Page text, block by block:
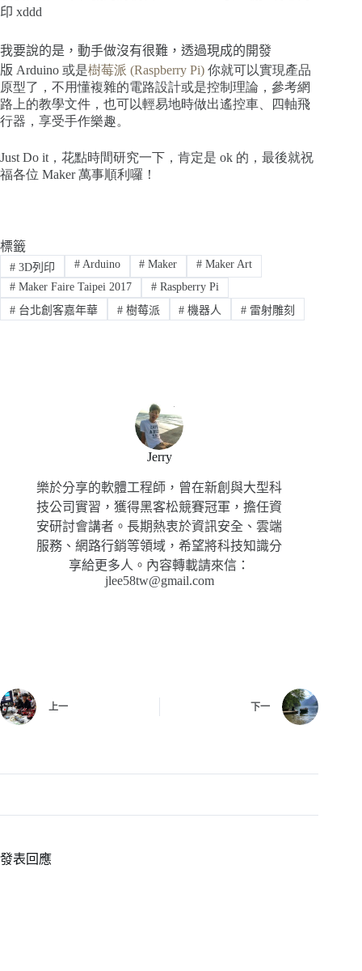
印 xddd
我要說的是，動手做沒有很難，透過現成的開發
版 Arduino 或是樹莓派 (Raspberry Pi) 你就可以實現產品
原型了，不用懂複雜的電路設計或是控制理論，參考網
路上的教學文件，也可以輕易地時做出遙控車、四軸飛
行器，享受手作樂趣。
Just Do it，花點時間研究一下，肯定是 ok 的，最後就祝
福各位 Maker 萬事順利囉！
標籤
#3D列印 #Arduino # Maker # Maker Art
#Maker Faire Taipei 2017 #Raspberry Pi
#台北創客嘉年華 #樹莓派 # 機器人 # 雷射雕刻
Jerry
樂於分享的軟體工程師，曾在新創與大型科
技公司實習，獲得黑客松競賽冠軍，擔任資
安研討會講者。長期熱衷於資訊安全、雲端
服務、網路行銷等領域，希望將科技知識分
享給更多人。內容轉載請來信：
jlee58tw@gmail.com
上一 下一
發表回應